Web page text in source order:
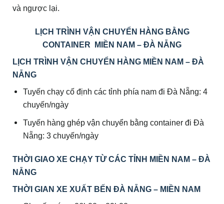
và ngược lại.
LỊCH TRÌNH VẬN CHUYỂN HÀNG BẰNG
CONTAINER MIỀN NAM – ĐÀ NẴNG
LỊCH TRÌNH VẬN CHUYỂN HÀNG MIỀN NAM – ĐÀ
NẴNG
Tuyến chạy cố định các tỉnh phía nam đi Đà Nẵng: 4
chuyến/ngày
Tuyến hàng ghép vận chuyển bằng container đi Đà
Nẵng: 3 chuyến/ngày
THỜI GIAO XE CHẠY TỪ CÁC TỈNH MIỀN NAM – ĐÀ
NẴNG
THỜI GIAN XE XUẤT BẾN ĐÀ NẴNG – MIỀN NAM